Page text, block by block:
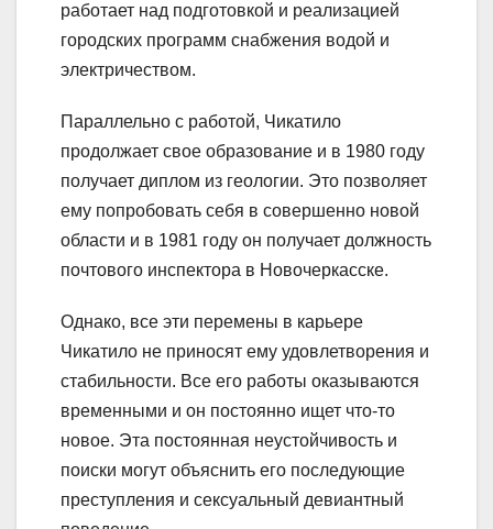
работает над подготовкой и реализацией
городских программ снабжения водой и
электричеством.
Параллельно с работой, Чикатило
продолжает свое образование и в 1980 году
получает диплом из геологии. Это позволяет
ему попробовать себя в совершенно новой
области и в 1981 году он получает должность
почтового инспектора в Новочеркасске.
Однако, все эти перемены в карьере
Чикатило не приносят ему удовлетворения и
стабильности. Все его работы оказываются
временными и он постоянно ищет что-то
новое. Эта постоянная неустойчивость и
поиски могут объяснить его последующие
преступления и сексуальный девиантный